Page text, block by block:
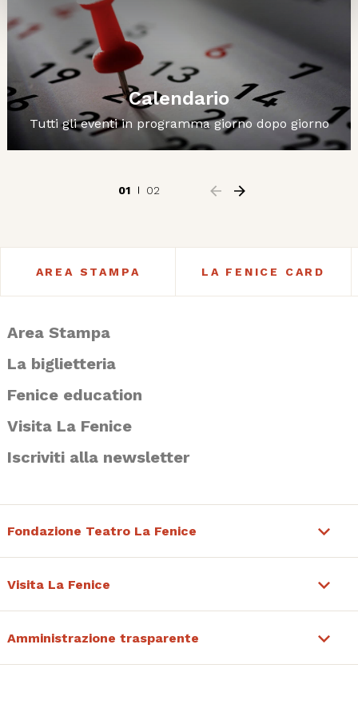
Calendario
Tutti gli eventi in programma giorno dopo giorno
01 02
AREA STAMPA LA FENICE CARD
Area Stampa
La biglietteria
Fenice education
Visita La Fenice
Iscriviti alla newsletter
Fondazione Teatro La Fenice
Visita La Fenice
Amministrazione trasparente